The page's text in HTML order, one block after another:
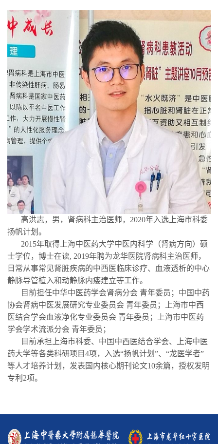
高洪志，男，肾病科主治医师，2020年入选上海市科委
扬帆计划。
2015年取得上海中医药大学中医内科学（肾病方向）硕
士学位，博士在读, 2019年聘为龙华医院肾病科主治医师，
日常从事常见肾脏疾病的中西医临床诊疗、血液透析的中心
静脉导管植入和动静脉内瘘建立等工作。
目前担任中华中医药学会肾病分会 青年委员；中国中药
协会肾病中医发展研究专业委员会 青年委员；上海市中西
医结合学会血液净化专业委员会 青年委员；上海市中医药
学会学术流派分会 青年委员；
目前承担上海市科委、中国中西医结合学会、上海中医
药大学等各类科研项目4项，入选“扬帆计划”、“龙医学者”
等人才培养计划，发表国内核心期刊论文10余篇，授权发明
专利2项。